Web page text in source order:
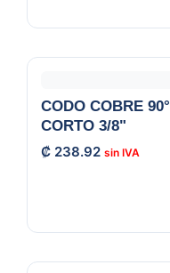
CODO COBRE 90°
CORTO 3/8"
₡ 238.92